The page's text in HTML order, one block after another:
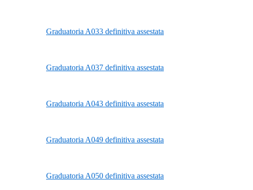
Graduatoria A033 definitiva assestata
Graduatoria A037 definitiva assestata
Graduatoria A043 definitiva assestata
Graduatoria A049 definitiva assestata
Graduatoria A050 definitiva assestata